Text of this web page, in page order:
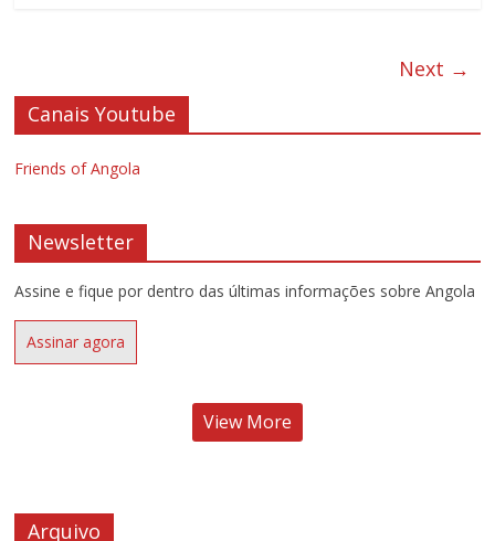
Next →
Canais Youtube
Friends of Angola
Newsletter
Assine e fique por dentro das últimas informações sobre Angola
Assinar agora
View More
Arquivo